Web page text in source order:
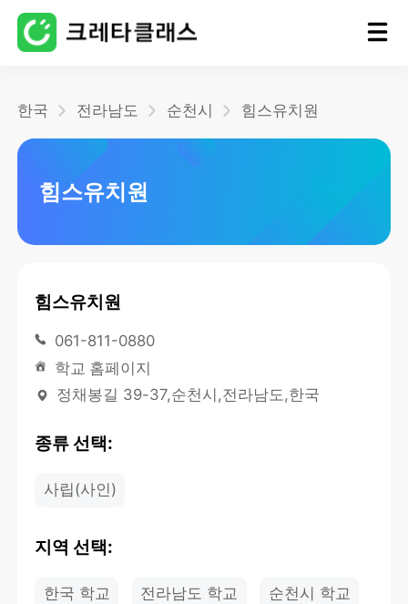
한국 전라남도 순천시 힘스유치원
힘스유치원
힘스유치원
061-811-0880
학교 홈페이지
정채봉길 39-37,순천시,전라남도,한국
종류 선택:
사립(사인)
지역 선택:
한국 학교 전라남도 학교 순천시 학교